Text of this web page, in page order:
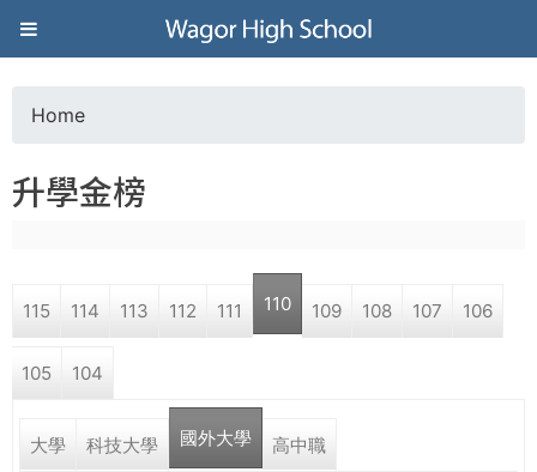
Jump to navigation
葳
格
高
學
o
a
r
e
Home
升學金榜
115 114 113 112 111 110 109 108 107 106
105 104
大學 科技大學 國外大學 高中職